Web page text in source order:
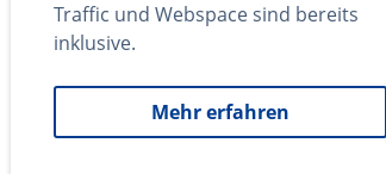
Traffic und Webspace sind bereits
inklusive.
Mehr erfahren